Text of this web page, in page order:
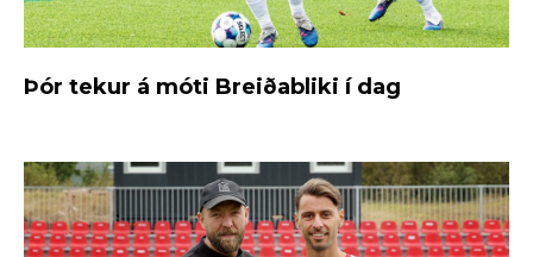
Þór tekur á móti Breiðabliki í dag